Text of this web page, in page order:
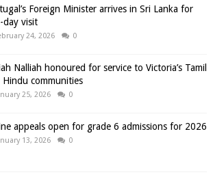
Foreign Minister arrives in Sri Lanka for
day visit
24, 2026 0
Nalliah honoured for service to Victoria’s Tamil
Hindu communities
25, 2026 0
appeals open for grade 6 admissions for 2026
13, 2026 0